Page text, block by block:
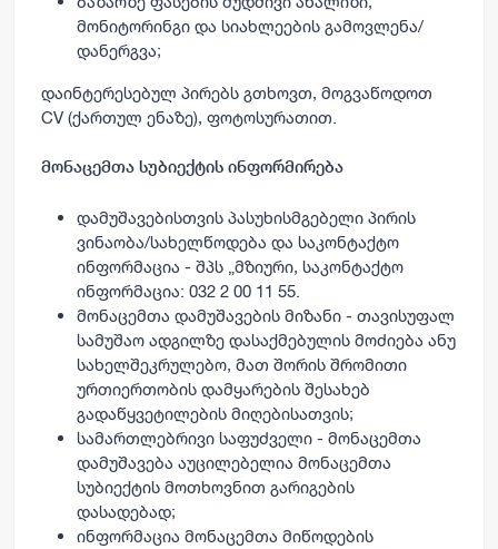
მონიტორინგი და სიახლეების გამოვლენა/
დანერგვა;
დაინტერესებულ პირებს გთხოვთ, მოგვაწოდოთ
CV (ქართულ ენაზე), ფოტოსურათით.
მონაცემთა სუბიექტის ინფორმირება
დამუშავებისთვის პასუხისმგებელი პირის
ვინაობა/სახელწოდება და საკონტაქტო
ინფორმაცია - შპს „მზიური, საკონტაქტო
ინფორმაცია: 032 2 00 11 55.
მონაცემთა დამუშავების მიზანი - თავისუფალ
სამუშაო ადგილზე დასაქმებულის მოძიება ანუ
სახელშეკრულებო, მათ შორის შრომითი
ურთიერთობის დამყარების შესახებ
გადაწყვეტილების მიღებისათვის;
სამართლებრივი საფუძველი - მონაცემთა
დამუშავება აუცილებელია მონაცემთა
სუბიექტის მოთხოვნით გარიგების
დასადებად;
ინფორმაცია მონაცემთა მიწოდების